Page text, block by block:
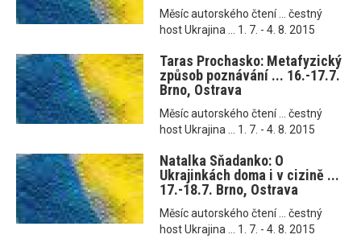
Měsíc autorského čtení ... čestný
host Ukrajina ... 1. 7. - 4. 8. 2015
Taras Prochasko: Metafyzický
způsob poznávání ... 16.-17.7.
Brno, Ostrava
Měsíc autorského čtení ... čestný
host Ukrajina ... 1. 7. - 4. 8. 2015
Natalka Sňadanko: O
Ukrajinkách doma i v cizině ...
17.-18.7. Brno, Ostrava
Měsíc autorského čtení ... čestný
host Ukrajina ... 1. 7. - 4. 8. 2015